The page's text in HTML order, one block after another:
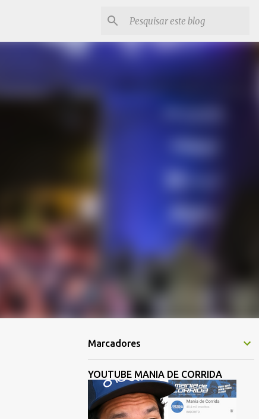
Marcadores
YOUTUBE MANIA DE CORRIDA